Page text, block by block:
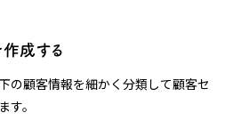
作成する
の顧客情報を細かく分類して顧客セ
す。